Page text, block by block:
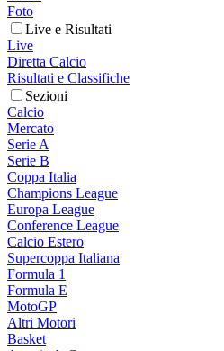
Foto
Live e Risultati
Live
Diretta Calcio
Risultati e Classifiche
Sezioni
Calcio
Mercato
Serie A
Serie B
Coppa Italia
Champions League
Europa League
Conference League
Calcio Estero
Supercoppa Italiana
Formula 1
Formula E
MotoGP
Altri Motori
Basket